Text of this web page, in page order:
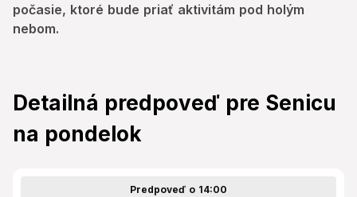
počasie, ktoré bude priať aktivitám pod holým
nebom.
Detailná predpoveď pre Senicu
na pondelok
Predpoveď o 14:00